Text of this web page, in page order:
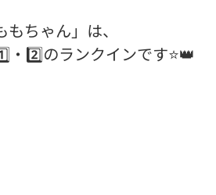
もちゃん」は、
・2️⃣のランクインです⭐👑